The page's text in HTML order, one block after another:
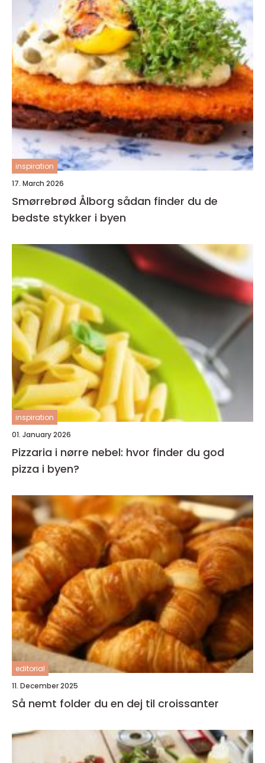
inspiration
17. March 2026
Smørrebrød Ålborg sådan finder du de
bedste stykker i byen
inspiration
01. January 2026
Pizzaria i nørre nebel: hvor finder du god
pizza i byen?
editorial
11. December 2025
Så nemt folder du en dej til croissanter